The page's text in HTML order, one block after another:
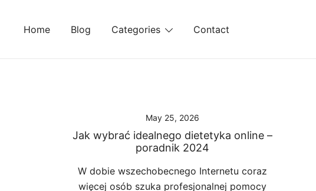
Home Blog Categories Contact
May 25, 2026
Jak wybrać idealnego dietetyka online –
poradnik 2024
W dobie wszechobecnego Internetu coraz
więcej osób szuka profesjonalnej pomocy